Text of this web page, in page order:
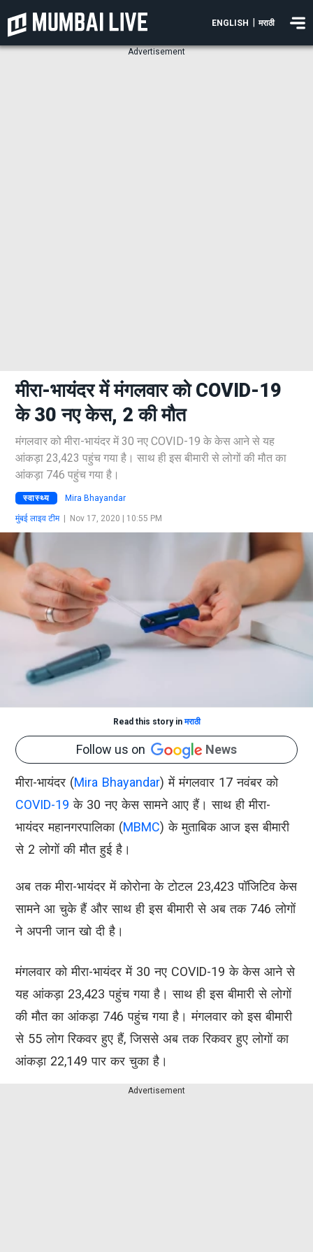
ENGLISH मराठी
Advertisement
मीरा-भायंदर में मंगलवार को COVID-19
के 30 नए केस, 2 की मौत
मंगलवार को मीरा-भायंदर में 30 नए COVID-19 के केस आने से यह
आंकड़ा 23,423 पहुंच गया है। साथ ही इस बीमारी से लोगों की मौत का
आंकड़ा 746 पहुंच गया है।
स्वास्थ्य Mira Bhayandar
मुंबई लाइव टीम| Nov 17, 2020 | 10:55 PM
Read this story inमराठी
Follow us on News
मीरा-भायंदर (Mira Bhayandar) में मंगलवार 17 नवंबर को
COVID-19 के 30 नए केस सामने आए हैं। साथ ही मीरा-
भायंदर महानगरपालिका (MBMC) के मुताबिक आज इस बीमारी
से 2 लोगों की मौत हुई है।
अब तक मीरा-भायंदर में कोरोना के टोटल 23,423 पॉजिटिव केस
सामने आ चुके हैं और साथ ही इस बीमारी से अब तक 746 लोगों
ने अपनी जान खो दी है।
मंगलवार को मीरा-भायंदर में 30 नए COVID-19 के केस आने से
यह आंकड़ा 23,423 पहुंच गया है। साथ ही इस बीमारी से लोगों
की मौत का आंकड़ा 746 पहुंच गया है। मंगलवार को इस बीमारी
से 55 लोग रिकवर हुए हैं, जिससे अब तक रिकवर हुए लोगों का
आंकड़ा 22,149 पार कर चुका है।
Advertisement